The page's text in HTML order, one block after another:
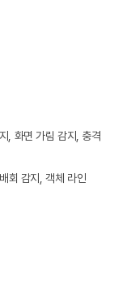
, 화면 가림 감지, 충격
회 감지, 객체 라인